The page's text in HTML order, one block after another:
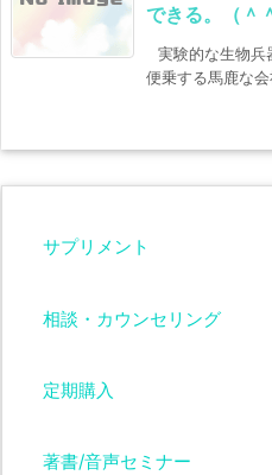
できる。（＾
実験的な生物兵
便乗する馬鹿な
サプリメント
相談・カウンセリング
定期購入
著書/音声セミナー